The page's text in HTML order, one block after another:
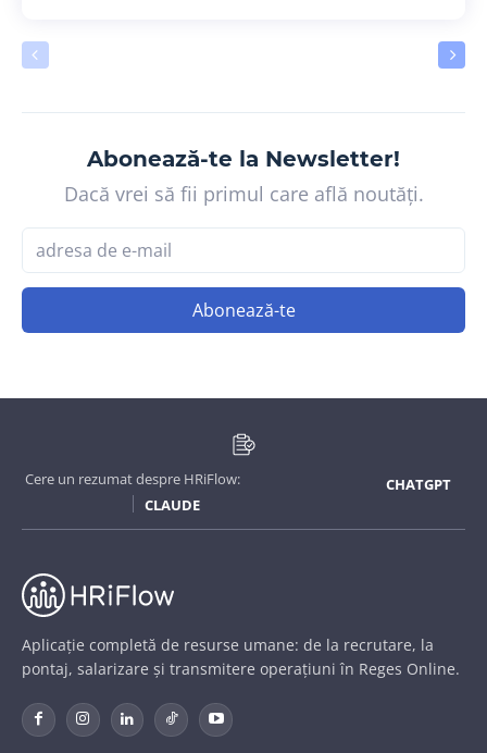
Abonează-te la Newsletter!
Dacă vrei să fii primul care află noutăți.
Abonează-te
Cere un rezumat despre HRiFlow:
CHATGPT
CLAUDE
Aplicație completă de resurse umane: de la recrutare, la
pontaj, salarizare și transmitere operațiuni în Reges Online.